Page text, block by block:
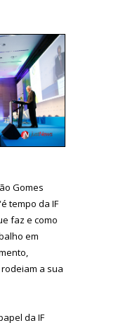
Gomes
tempo da IF
faz e como
em
a sua
da IF